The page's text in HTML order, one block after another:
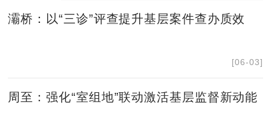
灞桥：以“三诊”评查提升基层案件查办质效
[06-03]
周至：强化“室组地”联动激活基层监督新动能